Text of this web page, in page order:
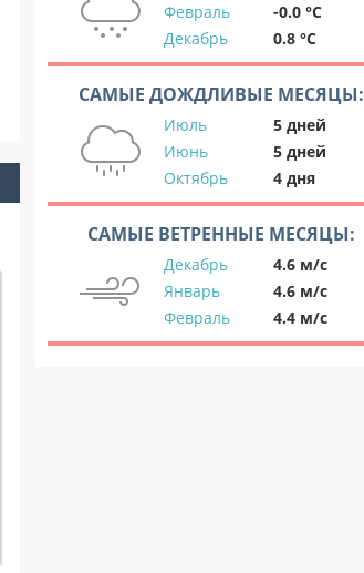
Февраль
-0.0 °C
Декабрь
0.8 °C
САМЫЕ ДОЖДЛИВЫЕ МЕСЯЦЫ:
Июль
5 дней
Июнь
5 дней
Октябрь
4 дня
САМЫЕ ВЕТРЕННЫЕ МЕСЯЦЫ:
Декабрь
4.6 м/с
Январь
4.6 м/с
Февраль
4.4 м/с